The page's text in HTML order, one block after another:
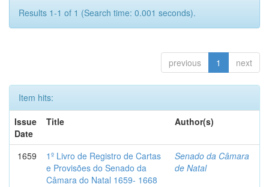
Results 1-1 of 1 (Search time: 0.001 seconds).
previous 1 next
Item hits:
Issue
Date
Title Author(s)
1659
1º Livro de Registro de Cartas
e Provisões do Senado da
Câmara do Natal 1659- 1668
Senado da Câmara
de Natal